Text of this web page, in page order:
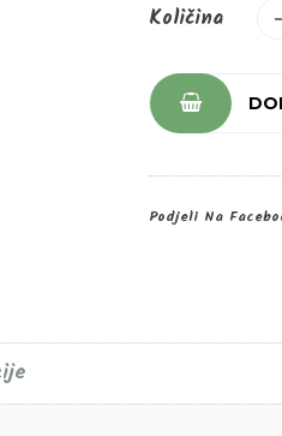
Količina
Podjeli Na